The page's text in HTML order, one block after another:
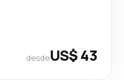
desdeUS$ 43